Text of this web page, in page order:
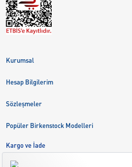
Kurumsal
Birkenstock Group
Kariyer
Hesap Bilgilerim
Sipariş Takibi
Sözleşmeler
Kargo ve İade
Çerez Tercihlerini Yönetin
Popüler Birkenstock Modelleri
Kargo ve İade
Bize Ulaşın